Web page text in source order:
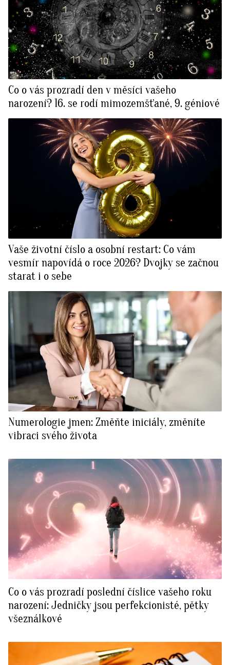
Co o vás prozradí den v měsíci vašeho
narození? 16. se rodí mimozemšťané, 9. géniové
Vaše životní číslo a osobní restart: Co vám
vesmír napovídá o roce 2026? Dvojky se začnou
starat i o sebe
Numerologie jmen: Změňte iniciály, změníte
vibraci svého života
Co o vás prozradí poslední číslice vašeho roku
narození: Jedničky jsou perfekcionisté, pětky
všeználkové